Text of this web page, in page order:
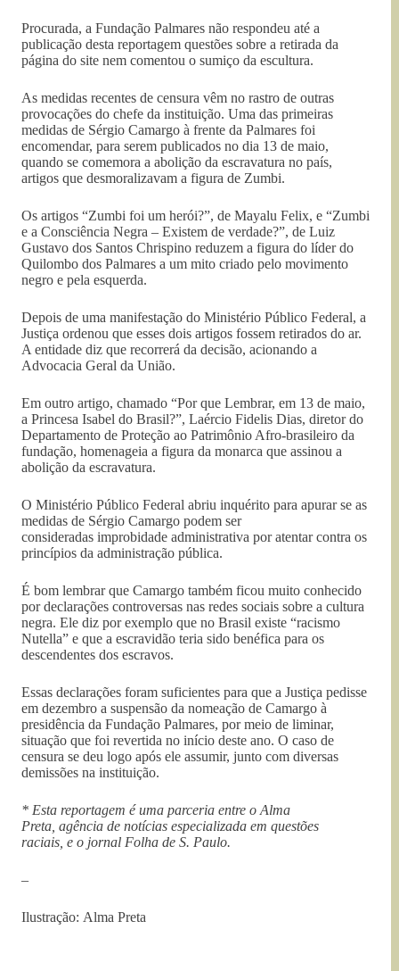
Procurada, a Fundação Palmares não respondeu até a
publicação desta reportagem questões sobre a retirada da
página do site nem comentou o sumiço da escultura.
As medidas recentes de censura vêm no rastro de outras
provocações do chefe da instituição. Uma das primeiras
medidas de Sérgio Camargo à frente da Palmares foi
encomendar, para serem publicados no dia 13 de maio,
quando se comemora a abolição da escravatura no país,
artigos que desmoralizavam a figura de Zumbi.
Os artigos “Zumbi foi um herói?”, de Mayalu Felix, e “Zumbi
e a Consciência Negra – Existem de verdade?”, de Luiz
Gustavo dos Santos Chrispino reduzem a figura do líder do
Quilombo dos Palmares a um mito criado pelo movimento
negro e pela esquerda.
Depois de uma manifestação do Ministério Público Federal, a
Justiça ordenou que esses dois artigos fossem retirados do ar.
A entidade diz que recorrerá da decisão, acionando a
Advocacia Geral da União.
Em outro artigo, chamado “Por que Lembrar, em 13 de maio,
a Princesa Isabel do Brasil?”, Laércio Fidelis Dias, diretor do
Departamento de Proteção ao Patrimônio Afro-brasileiro da
fundação, homenageia a figura da monarca que assinou a
abolição da escravatura.
O Ministério Público Federal abriu inquérito para apurar se as
medidas de Sérgio Camargo podem ser
consideradas improbidade administrativa por atentar contra os
princípios da administração pública.
É bom lembrar que Camargo também ficou muito conhecido
por declarações controversas nas redes sociais sobre a cultura
negra. Ele diz por exemplo que no Brasil existe “racismo
Nutella” e que a escravidão teria sido benéfica para os
descendentes dos escravos.
Essas declarações foram suficientes para que a Justiça pedisse
em dezembro a suspensão da nomeação de Camargo à
presidência da Fundação Palmares, por meio de liminar,
situação que foi revertida no início deste ano. O caso de
censura se deu logo após ele assumir, junto com diversas
demissões na instituição.
* Esta reportagem é uma parceria entre o Alma
Preta, agência de notícias especializada em questões
raciais, e o jornal Folha de S. Paulo.
–
Ilustração: Alma Preta